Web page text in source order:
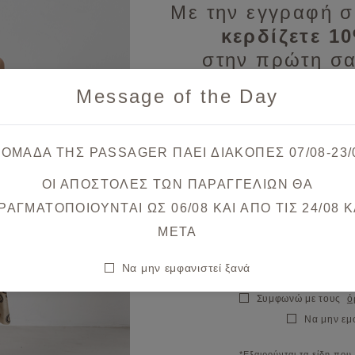
Μπορεί να σας ενδιαφέρουν
Με την εγγραφή
κερδίζετε
στην πρώτη
Λάβετε πρώτοι
&
Θα λάβετε το κουπόνι στο
Συμφωνώ με τους
Να μην
Message of the Day
ΤΗΣ PASSAGER ΠΑΕΙ ΔΙΑΚΟΠΕΣ 07/08-23/
ΟΙ ΑΠΟΣΤΟΛΕΣ ΤΩΝ ΠΑΡΑΓΓΕΛΙΩΝ ΘΑ
ΩΣ 06/08 ΚΑΙ ΑΠΟ ΤΙΣ 24/08
META
Να μην εμφανιστεί ξανά